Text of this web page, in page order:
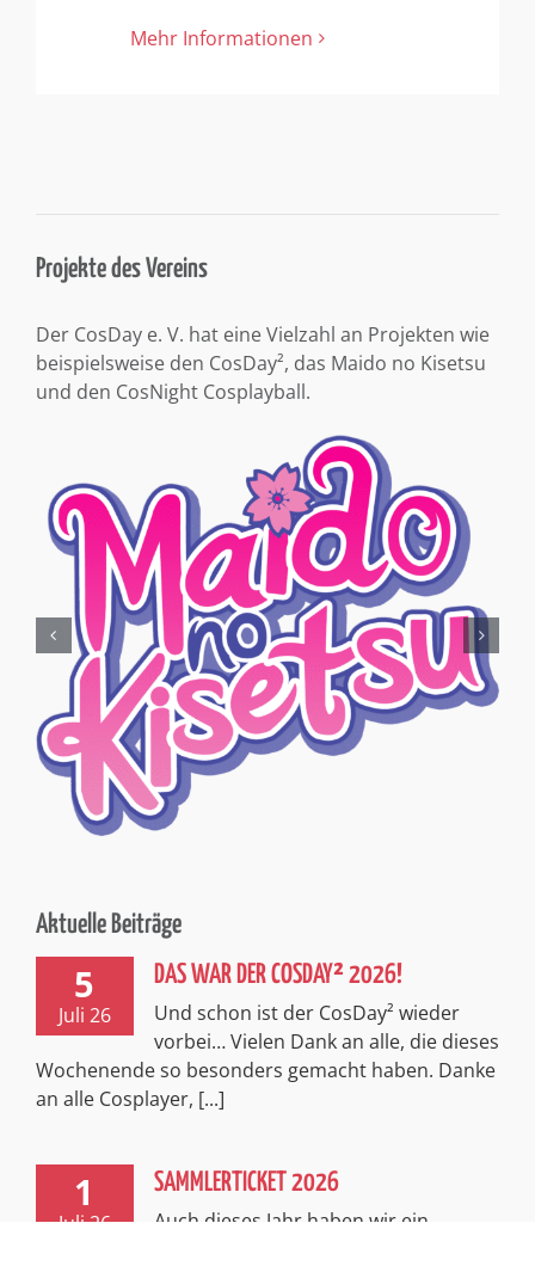
Mehr Informationen
Projekte des Vereins
Der CosDay e. V. hat eine Vielzahl an Projekten wie
beispielsweise den CosDay², das Maido no Kisetsu
und den CosNight Cosplayball.
Aktuelle Beiträge
5
Juli 26
DAS WAR DER COSDAY² 2026!
Und schon ist der CosDay² wieder
vorbei… Vielen Dank an alle, die dieses
Wochenende so besonders gemacht haben. Danke
an alle Cosplayer, [...]
1
Juli 26
SAMMLERTICKET 2026
Auch dieses Jahr haben wir ein